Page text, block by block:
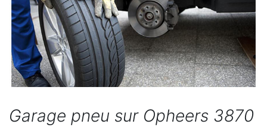
Garage pneu sur Opheers 3870